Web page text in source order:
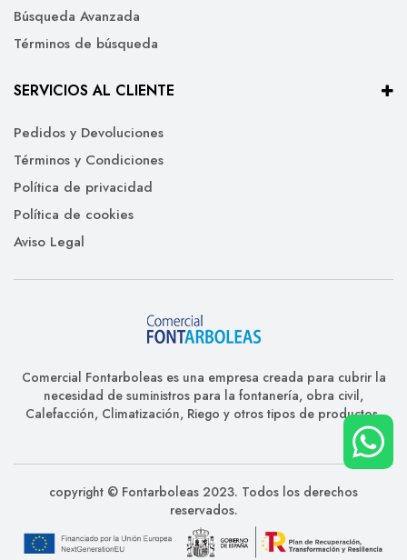
Búsqueda Avanzada
Términos de búsqueda
SERVICIOS AL CLIENTE
Pedidos y Devoluciones
Términos y Condiciones
Política de privacidad
Política de cookies
Aviso Legal
Comercial Fontarboleas es una empresa creada para cubrir la
necesidad de suministros para la fontanería, obra civil,
Calefacción, Climatización, Riego y otros tipos de productos.
copyright © Fontarboleas 2023. Todos los derechos
reservados.